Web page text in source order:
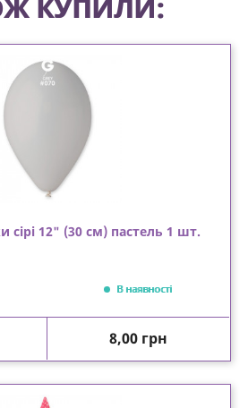
КУПИЛИ:
сірі 12" (30 см) пастель 1 шт.
В наявності
Ціна
8,00 грн